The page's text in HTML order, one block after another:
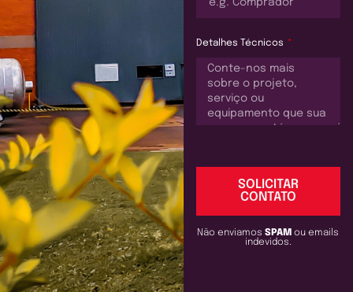
Detalhes Técnicos
SOLICITAR
CONTATO
Não enviamosSPAMou emails
indevidos.